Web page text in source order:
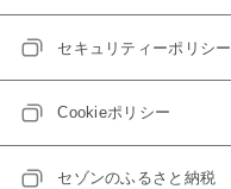
セキュリティーポリシー
Cookieポリシー
セゾンのふるさと納税